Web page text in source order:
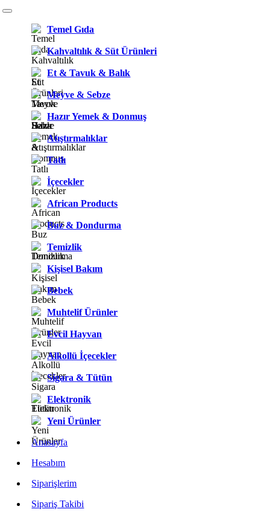
Temel Gıda
Kahvaltılık & Süt Ürünleri
Et & Tavuk & Balık
Meyve & Sebze
Hazır Yemek & Donmuş
Atıştırmalıklar
Tatlı
İçecekler
African Products
Buz & Dondurma
Temizlik
Kişisel Bakım
Bebek
Muhtelif Ürünler
Evcil Hayvan
Alkollü İçecekler
Sigara & Tütün
Elektronik
Yeni Ürünler
Anasayfa
Hesabım
Siparişlerim
Sipariş Takibi